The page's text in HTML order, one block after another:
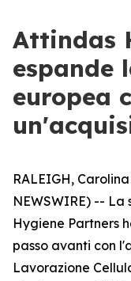
Attindas
espande
europea
RALEIGH,
NEWSWIRE) --
Hygiene Partners
passo avanti con
Lavorazione